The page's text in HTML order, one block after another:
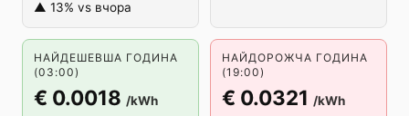
▲ 13% vs вчора
НАЙДЕШЕВША ГОДИНА
(03:00)
€ 0.0018 /kWh
НАЙДОРОЖЧА ГОДИНА
(19:00)
€ 0.0321 /kWh